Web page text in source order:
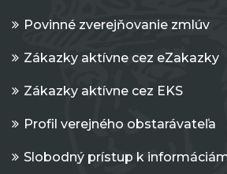
Povinné zverejňovanie zmlúv
Zákazky aktívne cez eZakazky
Zákazky aktívne cez EKS
Profil verejného obstarávateľa
Slobodný prístup k